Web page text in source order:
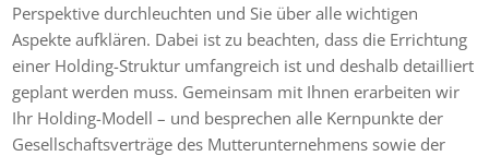
Perspektive durchleuchten und Sie über alle wichtigen
Aspekte aufklären. Dabei ist zu beachten, dass die Errichtung
einer Holding-Struktur umfangreich ist und deshalb detailliert
geplant werden muss. Gemeinsam mit Ihnen erarbeiten wir
Ihr Holding-Modell – und besprechen alle Kernpunkte der
Gesellschaftsverträge des Mutterunternehmens sowie der